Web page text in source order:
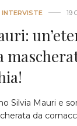
INTERVISTE 19
Silvia Mauri e
da